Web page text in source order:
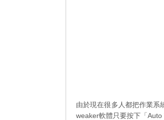
由於現在很多人都把作業系
weaker軟體只要按下「Auto